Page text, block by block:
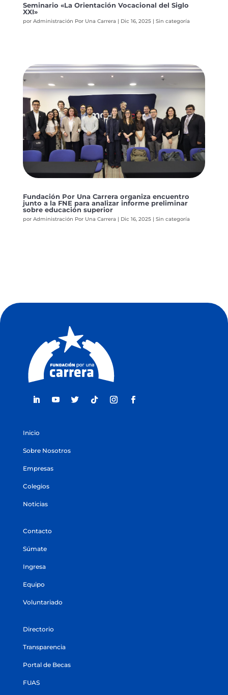
Seminario «La Orientación Vocacional del Siglo
XXI»
por Administración Por Una Carrera | Dic 16, 2025| Sin categoría
Fundación Por Una Carrera organiza encuentro
junto a la FNE para analizar informe preliminar
sobre educación superior
por Administración Por Una Carrera | Dic 16, 2025| Sin categoría
Inicio
Sobre Nosotros
Empresas
Colegios
Noticias
Contacto
Súmate
Ingresa
Equipo
Voluntariado
Directorio
Transparencia
Portal de Becas
FUAS